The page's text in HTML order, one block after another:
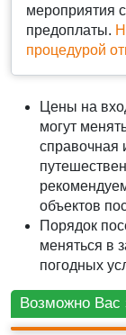
мероприятия
предоплаты.
процедурой
Цены на
могут
справочная
объектов
Порядок
меняться в
погодных
Возможно Вас
АВТО-
Бахчисарай:
монастырь,
+ билеты 600 ₽
АВТО-
3 000 ₽
Крымского
3 200 ₽
АВТО-
Крымская